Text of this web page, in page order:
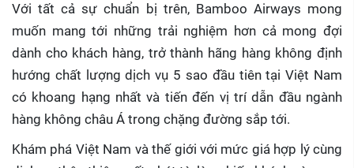
Với tất cả sự chuẩn bị trên, Bamboo Airways mong
muốn mang tới những trải nghiệm hơn cả mong đợi
dành cho khách hàng, trở thành hãng hàng không định
hướng chất lượng dịch vụ 5 sao đầu tiên tại Việt Nam
có khoang hạng nhất và tiến đến vị trí dẫn đầu ngành
hàng không châu Á trong chặng đường sắp tới.
Khám phá Việt Nam và thế giới với mức giá hợp lý cùng